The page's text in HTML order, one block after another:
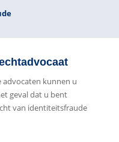
advocaten kunnen u
geval dat u bent
van identiteitsfraude